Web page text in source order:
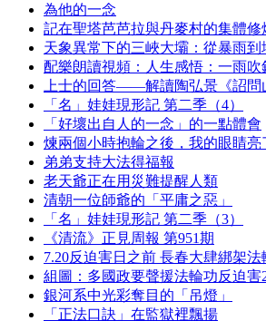
為他的一念
記在聖塔芭芭拉與丹麥村的集體修
天象異常下的三峽大壩：從暴雨到
配樂朗讀視頻：人生感悟：一雨吹
上士的回答——解讀陶弘景《詔問
「名」娃娃現形記 第二季（4）
「好壞出自人的一念」的一點體會
煉兩個小時抱輪之後，我的眼睛亮
弟弟支持大法得福報
老天爺正在用災難提醒人類
清朝一位師爺的「平庸之惡」
「名」娃娃現形記 第二季（3）
《清流》正見周報 第951期
7.20反迫害日之前 長春大肆綁架法
組圖：多國政要聲援法輪功反迫害
銀河系中光彩奪目的「吊燈」
「正法口訣」在監獄裡飄揚